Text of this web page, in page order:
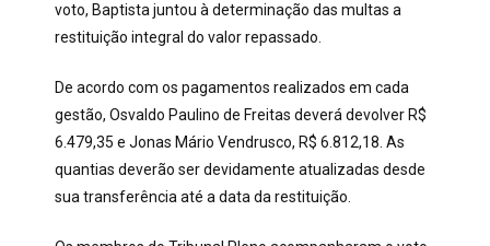
voto, Baptista juntou à determinação das multas a
restituição integral do valor repassado.
De acordo com os pagamentos realizados em cada
gestão, Osvaldo Paulino de Freitas deverá devolver R$
6.479,35 e Jonas Mário Vendrusco, R$ 6.812,18. As
quantias deverão ser devidamente atualizadas desde
sua transferência até a data da restituição.